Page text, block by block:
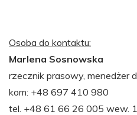
Osoba do kontaktu:
Marlena Sosnowska
rzecznik prasowy, menedżer
kom: +48 697 410 980
tel. +48 61 66 26 005 wew.